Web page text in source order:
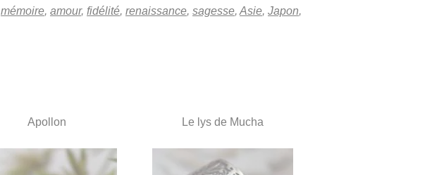
mémoire, amour, fidélité, renaissance, sagesse, Asie, Japon,
Apollon Le lys de Mucha